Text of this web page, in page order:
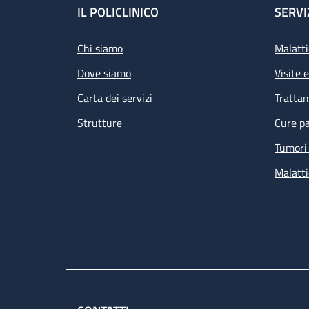
Footer
IL POLICLINICO
Chi siamo
Dove siamo
Carta dei servizi
Strutture
Visite
Cure